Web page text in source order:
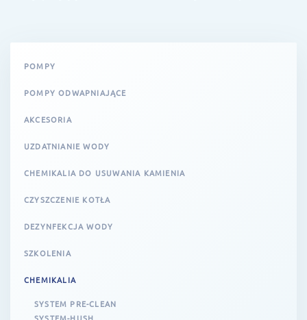
POMPY
POMPY ODWAPNIAJĄCE
AKCESORIA
UZDATNIANIE WODY
CHEMIKALIA DO USUWANIA KAMIENIA
CZYSZCZENIE KOTŁA
DEZYNFEKCJA WODY
SZKOLENIA
CHEMIKALIA
SYSTEM PRE-CLEAN